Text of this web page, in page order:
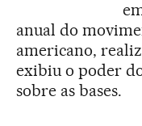
anual do
americano,
exibiu o poder
sobre as bases.